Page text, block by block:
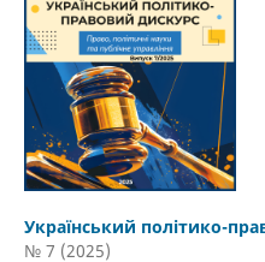
Український політико-
№ 7 (2025)